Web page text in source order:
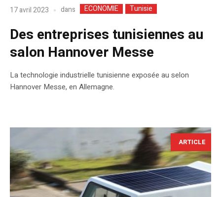
17 avril 2023 dans ECONOMIE Tunisie
Des entreprises tunisiennes au
salon Hannover Messe
La technologie industrielle tunisienne exposée au selon
Hannover Messe, en Allemagne.
ARTICLE